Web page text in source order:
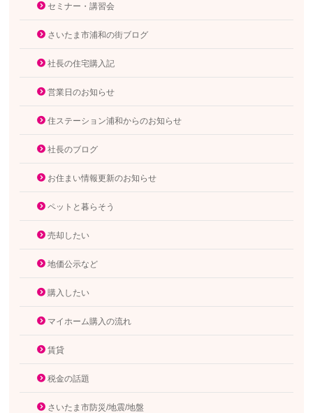
セミナー・講習会
さいたま市浦和の街ブログ
社長の住宅購入記
営業日のお知らせ
住ステーション浦和からのお知らせ
社長のブログ
お住まい情報更新のお知らせ
ペットと暮らそう
売却したい
地価公示など
購入したい
マイホーム購入の流れ
賃貸
税金の話題
さいたま市防災/地震/地盤